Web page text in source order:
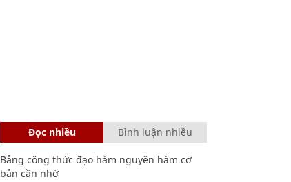
Đọc nhiều Bình luận nhiều
Bảng công thức đạo hàm nguyên hàm cơ
bản cần nhớ